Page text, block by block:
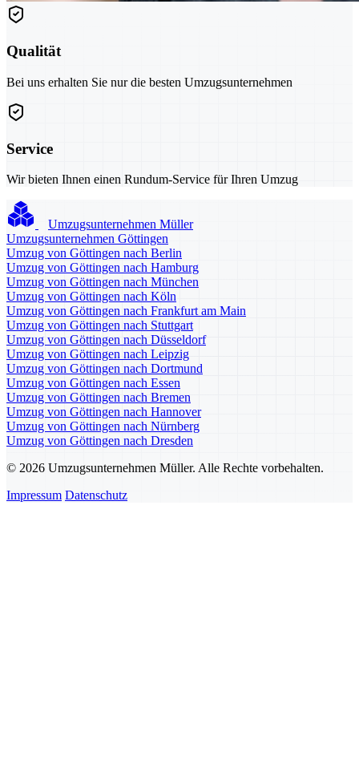
Qualität
Bei uns erhalten Sie nur die besten Umzugsunternehmen
Service
Wir bieten Ihnen einen Rundum-Service für Ihren Umzug
Umzugsunternehmen Müller
Umzugsunternehmen Göttingen
Umzug von Göttingen nach Berlin
Umzug von Göttingen nach Hamburg
Umzug von Göttingen nach München
Umzug von Göttingen nach Köln
Umzug von Göttingen nach Frankfurt am Main
Umzug von Göttingen nach Stuttgart
Umzug von Göttingen nach Düsseldorf
Umzug von Göttingen nach Leipzig
Umzug von Göttingen nach Dortmund
Umzug von Göttingen nach Essen
Umzug von Göttingen nach Bremen
Umzug von Göttingen nach Hannover
Umzug von Göttingen nach Nürnberg
Umzug von Göttingen nach Dresden
© 2026 Umzugsunternehmen Müller. Alle Rechte vorbehalten.
Impressum Datenschutz